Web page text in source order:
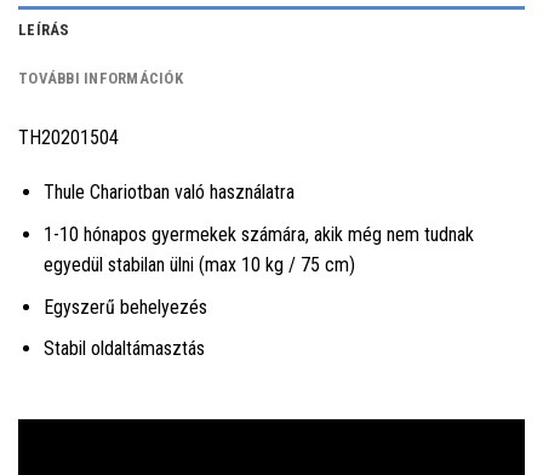
LEÍRÁS
TOVÁBBI INFORMÁCIÓK
TH20201504
Thule Chariotban való használatra
1-10 hónapos gyermekek számára, akik még nem tudnak
egyedül stabilan ülni (max 10 kg / 75 cm)
Egyszerű behelyezés
Stabil oldaltámasztás